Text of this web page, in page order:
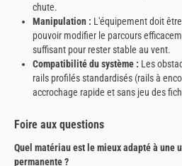
chute.
Manipulation : L'équipement doit
pouvoir modifier le parcours
suffisant pour rester stable au vent.
Compatibilité du système : Les
rails profilés standardisés (rails à
accrochage rapide et sans jeu des
Foire aux questions
Quel matériau est le mieux adapté à
permanente ?